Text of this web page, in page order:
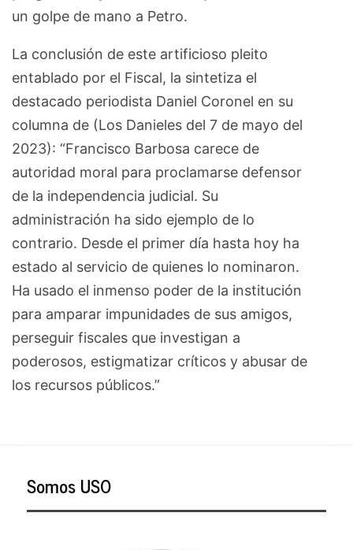
un golpe de mano a Petro.
La conclusión de este artificioso pleito
entablado por el Fiscal, la sintetiza el
destacado periodista Daniel Coronel en su
columna de (Los Danieles del 7 de mayo del
2023): “Francisco Barbosa carece de
autoridad moral para proclamarse defensor
de la independencia judicial. Su
administración ha sido ejemplo de lo
contrario. Desde el primer día hasta hoy ha
estado al servicio de quienes lo nominaron.
Ha usado el inmenso poder de la institución
para amparar impunidades de sus amigos,
perseguir fiscales que investigan a
poderosos, estigmatizar críticos y abusar de
los recursos públicos.”
Somos USO